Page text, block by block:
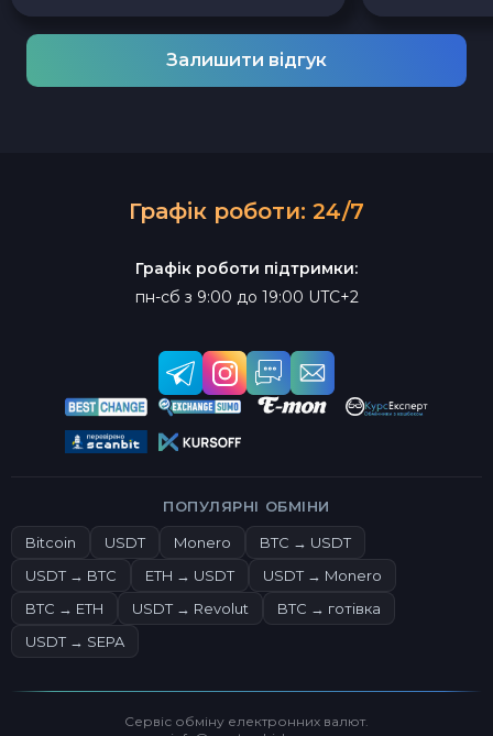
Залишити відгук
Графік роботи: 24/7
Графік роботи підтримки:
пн-сб з 9:00 до 19:00 UTC+2
ПОПУЛЯРНІ ОБМІНИ
Bitcoin USDT Monero
BTC → USDT
USDT → BTC
ETH → USDT
USDT → Monero
BTC → ETH
USDT → Revolut
BTC → готівка
USDT → SEPA
Сервіс обміну електронних валют.